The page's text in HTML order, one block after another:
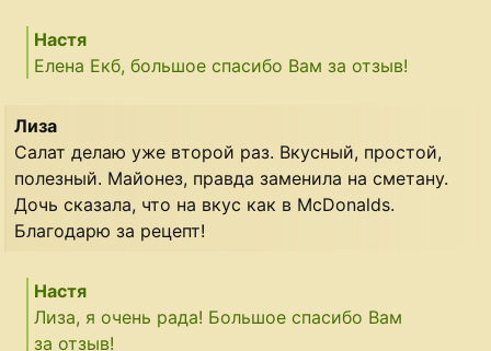
Настя
Елена Екб, большое спасибо Вам за отзыв!
Лиза
Салат делаю уже второй раз. Вкусный, простой,
полезный. Майонез, правда заменила на сметану.
Дочь сказала, что на вкус как в McDonalds.
Благодарю за рецепт!
Настя
Лиза, я очень рада! Большое спасибо Вам
за отзыв!